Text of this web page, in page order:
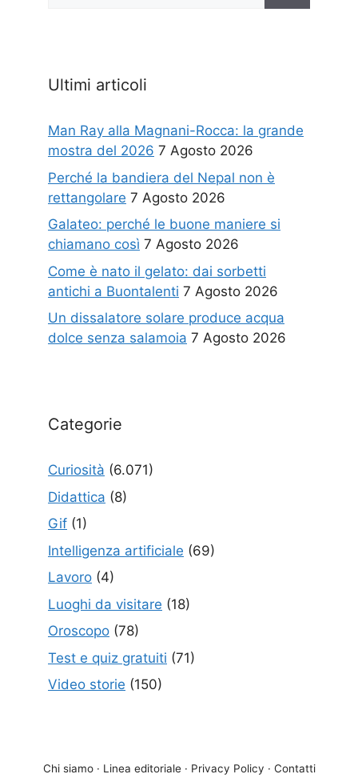
Ultimi articoli
Man Ray alla Magnani-Rocca: la grande
mostra del 2026 7 Agosto 2026
Perché la bandiera del Nepal non è
rettangolare 7 Agosto 2026
Galateo: perché le buone maniere si
chiamano così 7 Agosto 2026
Come è nato il gelato: dai sorbetti
antichi a Buontalenti 7 Agosto 2026
Un dissalatore solare produce acqua
dolce senza salamoia 7 Agosto 2026
Categorie
Curiosità (6.071)
Didattica (8)
Gif (1)
Intelligenza artificiale (69)
Lavoro (4)
Luoghi da visitare (18)
Oroscopo (78)
Test e quiz gratuiti (71)
Video storie (150)
Chi siamo · Linea editoriale · Privacy Policy · Contatti